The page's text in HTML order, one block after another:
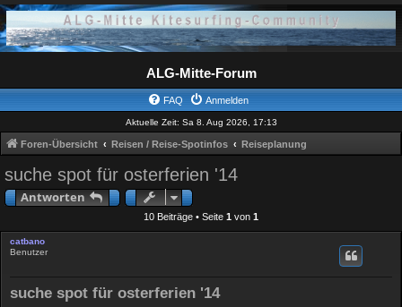
ALG-Mitte-Forum
FAQ Anmelden
Aktuelle Zeit: Sa 8. Aug 2026, 17:13
Foren-Übersicht Reisen / Reise-Spotinfos Reiseplanung
suche spot für osterferien '14
Antworten
10 Beiträge • Seite 1 von 1
catbano
Benutzer
suche spot für osterferien '14